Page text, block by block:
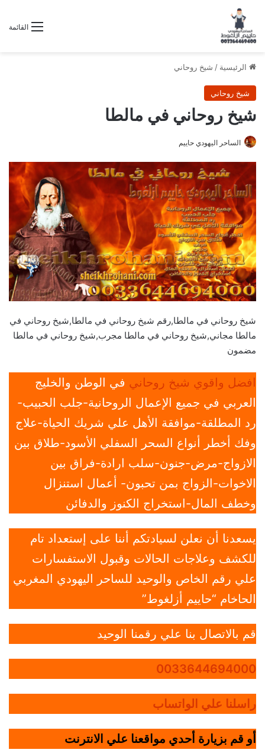
القائمة
الرئيسية / شيخ روحاني
شيخ روحاني
شيخ روحاني في مالطا
الساحر اليهودي حاييم
شيخ روحاني في مالطا,رقم شيخ روحاني في مالطا,شيخ روحاني في
مالطا مجاني,شيخ روحاني في مالطا مجرب,شيخ روحاني في مالطا
مضمون
افضل واقوي شيخ روحاني في الوطن والخليج
العربي في جميع الإعمال الروحانية-جلب الحبيب-
رد المطلقة-موافقة الأهل علي شريك الحياة-علاج
وفك أخطر أنواع السحر السفلي الأسود-طلاق بين
الازواج-مرض-جنون-سلب ارادة-فراق بين
الاخوات-الزواج بمن تحبون- أعمال استنزال
وخطف المال-استخراج الكنوز والدفائن
يسعدنا أن نعلن لسيادتكم أننا على إستعداد تام
للكشف وعلاجات الحالات وقبول الاستفسارات
علي رقم الخاص والوحيد للساحر اليهودي المغربي
الحاخام “حاييم أزلغوط”
قم بالاتصال بنا علي رقمنا الوحيد
0033644694000
راسلنا علي الواتساب
أو قم بزيارة أحدي مواقعنا علي الانترنت